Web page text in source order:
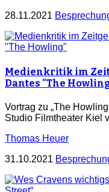
28.11.2021
Medienkritik im
Dantes "The
Vortrag zu „The
Studio Filmtheater Kiel
Thomas Heuer
31.10.2021